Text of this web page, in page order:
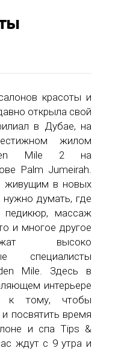
красоты и
открыла свой
в Дубае, на
жилом
Mile 2 на
Palm Jumeirah.
живущим в новых
нужно думать, где
педикюр, массаж
и многое другое
высоко
специалисты
Mile. Здесь в
интерьере
к тому, чтобы
посвятить время
и спа Tips &
ждут с 9 утра и